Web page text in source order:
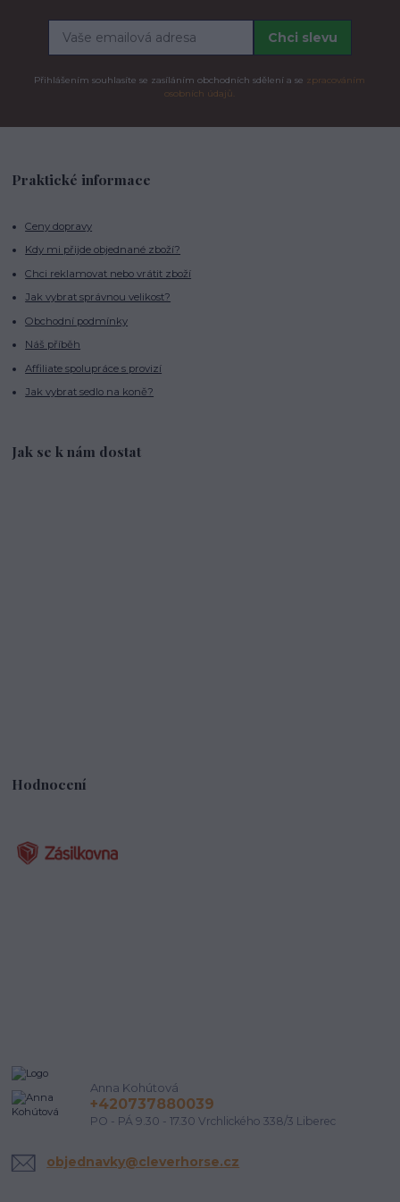
Chci slevu
Přihlášením souhlasíte se zasíláním obchodních sdělení a se zpracováním
osobních údajů.
Praktické informace
Ceny dopravy
Kdy mi přijde objednané zboží?
Chci reklamovat nebo vrátit zboží
Jak vybrat správnou velikost?
Obchodní podmínky
Náš příběh
Affiliate spolupráce s provizí
Jak vybrat sedlo na koně?
Jak se k nám dostat
Hodnocení
Anna Kohútová
+420737880039
PO - PÁ 9.30 - 17.30 Vrchlického 338/3 Liberec
objednavky@cleverhorse.cz